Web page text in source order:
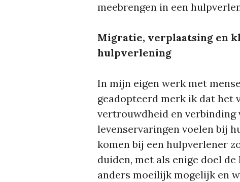
meebrengen in een
Migratie, verplaatsing en
hulpverlening
In mijn eigen werk met
geadopteerd merk ik dat het
vertrouwdheid en verbinding
levenservaringen voelen bij
komen bij een hulpverlener
duiden, met als enige doel
anders moeilijk mogelijk en